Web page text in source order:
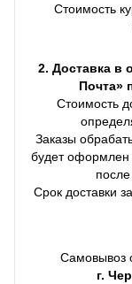
Стоимость
2. Доставка в
Почта»
Стоимость
Заказы
будет оформлен
Срок доставки
Самовывоз
г.